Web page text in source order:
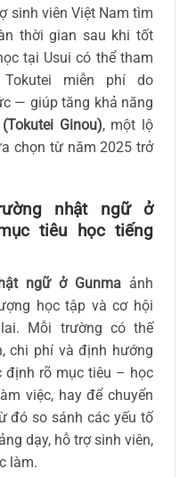
sinh viên Việt Nam tìm
thời gian sau khi tốt
tại Usui có thể tham
miễn phí do
— giúp tăng khả năng
Ginou), một lộ
chọn từ năm 2025 trở
nhật ngữ ở
tiêu học tiếng
ngữ ở Gunmaảnh
học tập và cơ hội
Mỗi trường có thế
chi phí và định hướng
định rõ mục tiêu – học
việc, hay để chuyển
đó so sánh các yếu tố
dạy, hỗ trợ sinh viên,
làm.